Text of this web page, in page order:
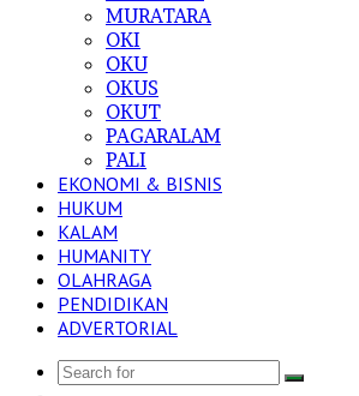
MURATARA
OKI
OKU
OKUS
OKUT
PAGARALAM
PALI
EKONOMI & BISNIS
HUKUM
KALAM
HUMANITY
OLAHRAGA
PENDIDIKAN
ADVERTORIAL
Search